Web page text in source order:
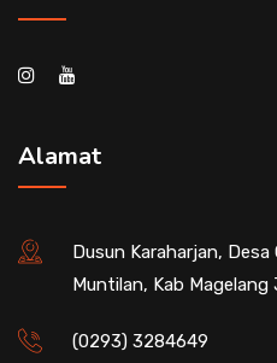
Alamat
Dusun Karaharjan,
Muntilan, Kab Magelang
(0293) 3284649